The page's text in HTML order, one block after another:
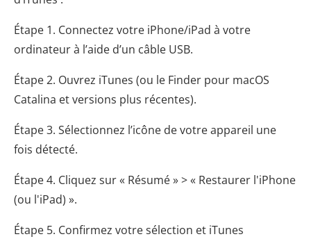
Étape 1. Connectez votre iPhone/iPad à votre
ordinateur à l’aide d’un câble USB.
Étape 2. Ouvrez iTunes (ou le Finder pour macOS
Catalina et versions plus récentes).
Étape 3. Sélectionnez l’icône de votre appareil une
fois détecté.
Étape 4. Cliquez sur « Résumé » > « Restaurer l'iPhone
(ou l'iPad) ».
Étape 5. Confirmez votre sélection et iTunes